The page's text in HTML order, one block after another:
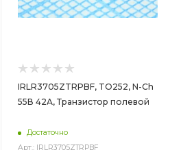
IRLR3705ZTRPBF, TO252, N-Ch
55В 42A, Транзистор полевой
Достаточно
Арт.: IRLR3705ZTRPBF